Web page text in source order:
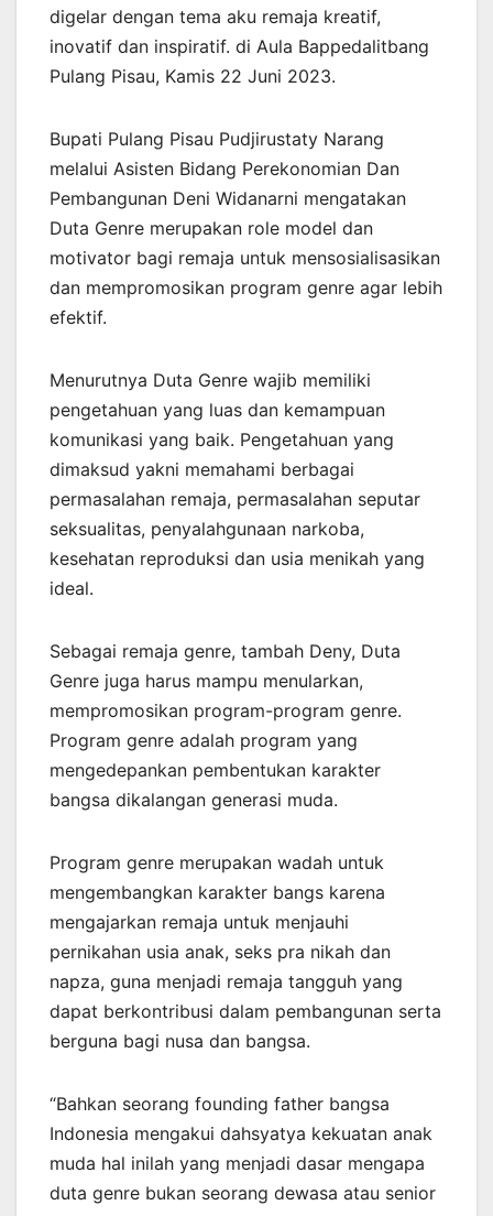
digelar dengan tema aku remaja kreatif,
inovatif dan inspiratif. di Aula Bappedalitbang
Pulang Pisau, Kamis 22 Juni 2023.
Bupati Pulang Pisau Pudjirustaty Narang
melalui Asisten Bidang Perekonomian Dan
Pembangunan Deni Widanarni mengatakan
Duta Genre merupakan role model dan
motivator bagi remaja untuk mensosialisasikan
dan mempromosikan program genre agar lebih
efektif.
Menurutnya Duta Genre wajib memiliki
pengetahuan yang luas dan kemampuan
komunikasi yang baik. Pengetahuan yang
dimaksud yakni memahami berbagai
permasalahan remaja, permasalahan seputar
seksualitas, penyalahgunaan narkoba,
kesehatan reproduksi dan usia menikah yang
ideal.
Sebagai remaja genre, tambah Deny, Duta
Genre juga harus mampu menularkan,
mempromosikan program-program genre.
Program genre adalah program yang
mengedepankan pembentukan karakter
bangsa dikalangan generasi muda.
Program genre merupakan wadah untuk
mengembangkan karakter bangs karena
mengajarkan remaja untuk menjauhi
pernikahan usia anak, seks pra nikah dan
napza, guna menjadi remaja tangguh yang
dapat berkontribusi dalam pembangunan serta
berguna bagi nusa dan bangsa.
“Bahkan seorang founding father bangsa
Indonesia mengakui dahsyatya kekuatan anak
muda hal inilah yang menjadi dasar mengapa
duta genre bukan seorang dewasa atau senior